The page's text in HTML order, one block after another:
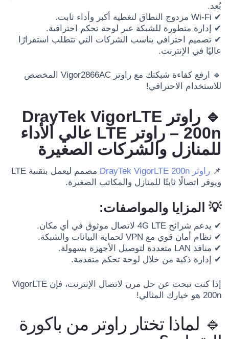
بُعد.
✔ Wi-Fi مزدوج النطاق لتغطية أكبر وأداء ثابت.
✔ إدارة متطورة للشبكة عبر لوحة تحكم احترافية.
✔ تصميم احترافي يناسب الشركات التي تتطلب استقرارًا
عاليًا في الإنترنت.
🔹 ارفع كفاءة شبكتك مع راوتر Vigor2866AC المخصص
للاستخدام الاحترافي!
🔹 راوتر DrayTek VigorLTE
200n – راوتر LTE عالي الأداء
للمنازل والشركات الصغيرة
📌 راوتر DrayTek VigorLTE 200n
مصمم ليعمل بتقنية LTE
ويوفر اتصالًا ثابتًا للمنازل والمكاتب الصغيرة.
💡 المزايا والمواصفات:
✔ يدعم شرائح 4G LTE لاتصال موثوق في أي مكان.
✔ نظام أمان قوي مع VPN لحماية البيانات والشبكة.
✔ منافذ LAN متعددة لتوصيل الأجهزة بسهولة.
✔ إدارة ذكية من خلال لوحة تحكم متقدمة.
إذا كنت تبحث عن حل مرن لاتصال الإنترنت، فإن VigorLTE
200n هو خيارك المثالي!
🔹 لماذا تختار راوتر من باكورة